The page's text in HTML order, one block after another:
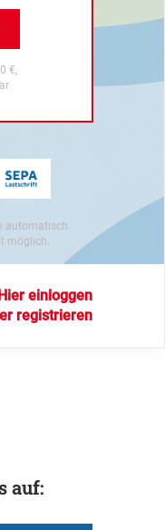
€,
automatisch.
möglich.
einloggen
registrieren
auf: